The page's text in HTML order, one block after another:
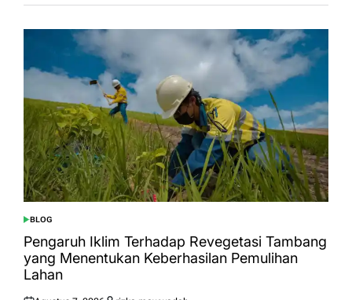
POSTED
IN
BLOG
Pengaruh Iklim Terhadap Revegetasi Tambang
yang Menentukan Keberhasilan Pemulihan
Lahan